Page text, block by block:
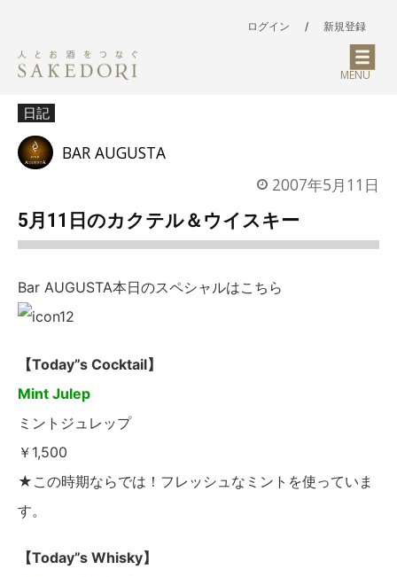
ログイン / 新規登録
MENU
日記
BAR AUGUSTA
2007年5月11日
5月11日のカクテル＆ウイスキー
Bar AUGUSTA本日のスペシャルはこちら
【Today”s Cocktail】
Mint Julep
ミントジュレップ
￥1,500
★この時期ならでは！フレッシュなミントを使っていま
す。
【Today”s Whisky】